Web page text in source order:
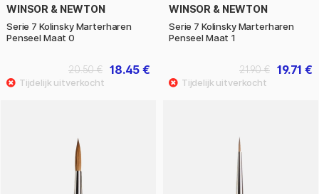
WINSOR & NEWTON
Serie 7 Kolinsky Marterharen
Penseel Maat 0
18.45 €
20.50 €
WINSOR & NEWTON
Serie 7 Kolinsky Marterharen
Penseel Maat 1
19.71 €
21.90 €